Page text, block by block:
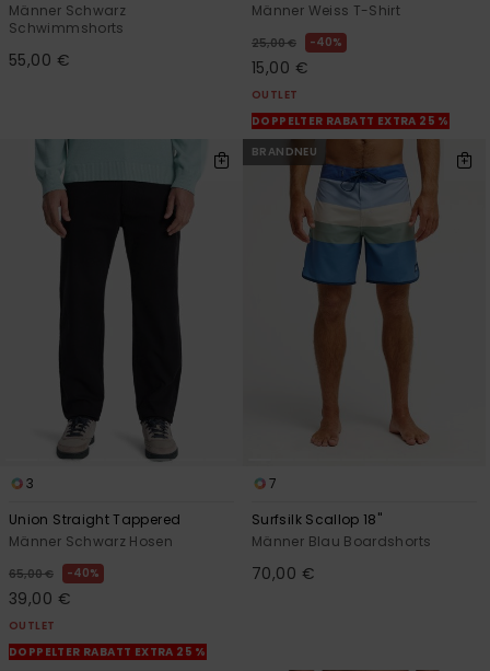
Männer Schwarz
Schwimmshorts
55,00 €
Männer Weiss T-Shirt
25,00 € 40%
15,00 €
OUTLET
DOPPELTER RABATT EXTRA 25 %
3
Union Straight Tappered
Männer Schwarz Hosen
65,00 € 40%
39,00 €
OUTLET
DOPPELTER RABATT EXTRA 25 %
BRANDNEU
7
Surfsilk Scallop 18"
Männer Blau Boardshorts
70,00 €